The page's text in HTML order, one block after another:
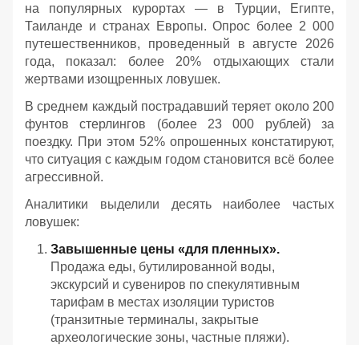
на популярных курортах — в Турции, Египте,
Таиланде и странах Европы. Опрос более 2 000
путешественников, проведенный в августе 2026
года, показал: более 20% отдыхающих стали
жертвами изощренных ловушек.
В среднем каждый пострадавший теряет около 200
фунтов стерлингов (более 23 000 рублей) за
поездку. При этом 52% опрошенных констатируют,
что ситуация с каждым годом становится всё более
агрессивной.
Аналитики выделили десять наиболее частых
ловушек:
Завышенные цены «для пленных».
Продажа еды, бутилированной воды,
экскурсий и сувениров по спекулятивным
тарифам в местах изоляции туристов
(транзитные терминалы, закрытые
археологические зоны, частные пляжи).